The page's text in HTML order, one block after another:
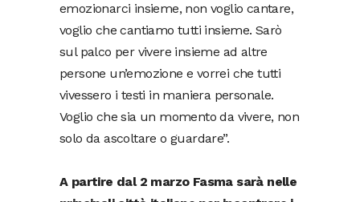
emozionarci insieme, non voglio cantare,
voglio che cantiamo tutti insieme. Sarò
sul palco per vivere insieme ad altre
persone un’emozione e vorrei che tutti
vivessero i testi in maniera personale.
Voglio che sia un momento da vivere, non
solo da ascoltare o guardare”.
A partire dal 2 marzo Fasma sarà nelle